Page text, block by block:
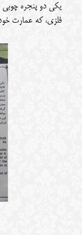
یکی دو پنجره چوبی
فلزی، که عمارت